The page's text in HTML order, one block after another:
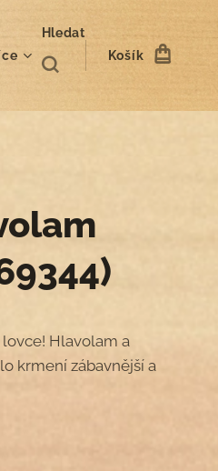
Hledat
Košík
Hlavolam a
krmení zábavnější a